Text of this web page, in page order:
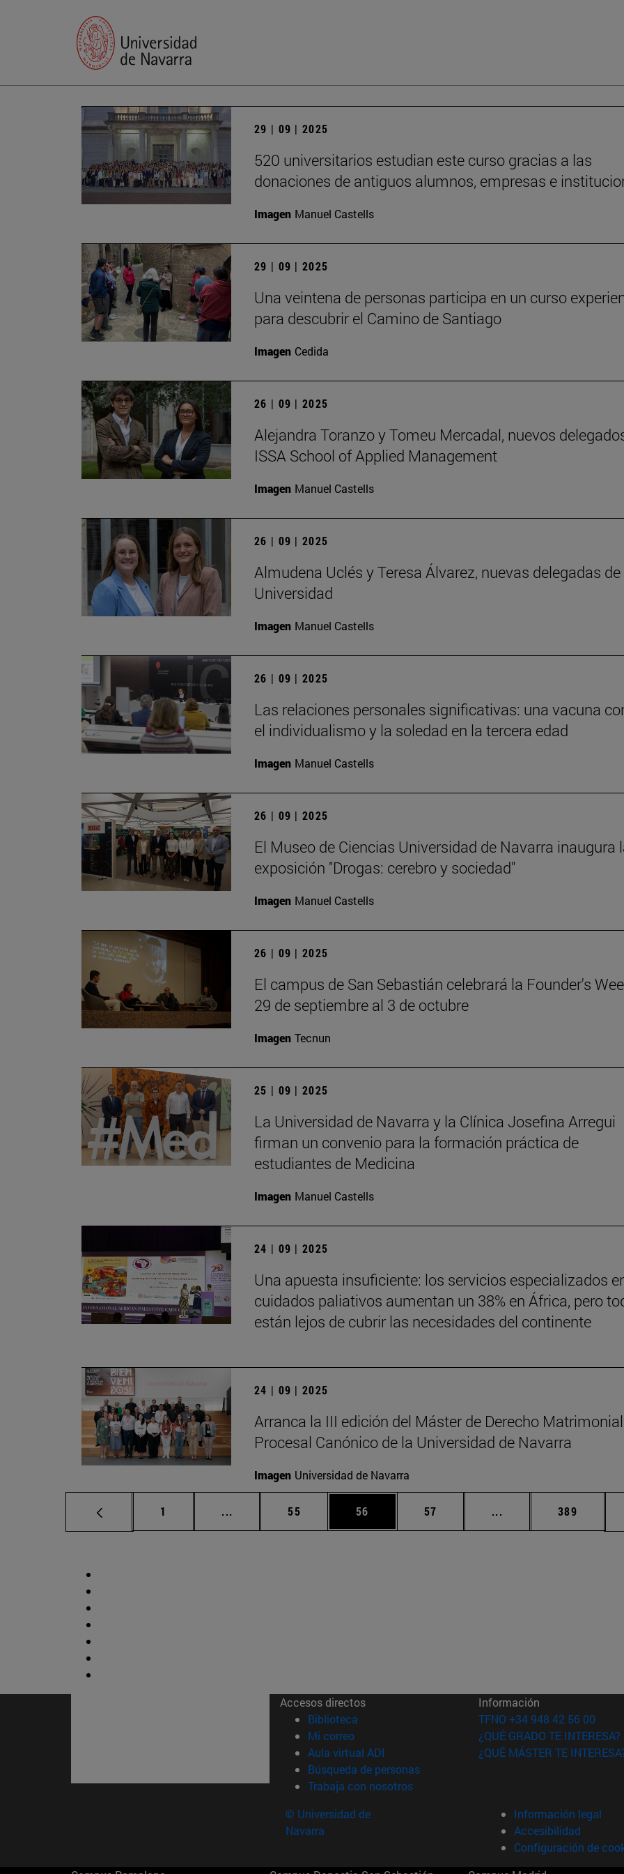
29 | 09 | 2025
520 universitarios estudian este curso gracias a las
donaciones de antiguos alumnos, empresas e
Imagen Manuel Castells
29 | 09 | 2025
Una veintena de personas participa en un curso
para descubrir el Camino de Santiago
Imagen Cedida
26 | 09 | 2025
Alejandra Toranzo y Tomeu Mercadal, nuevos
ISSA School of Applied Management
Imagen Manuel Castells
26 | 09 | 2025
Almudena Uclés y Teresa Álvarez, nuevas delegadas de
Universidad
Imagen Manuel Castells
26 | 09 | 2025
Las relaciones personales significativas: una vacuna
el individualismo y la soledad en la tercera edad
Imagen Manuel Castells
26 | 09 | 2025
El Museo de Ciencias Universidad de Navarra inaugura
exposición "Drogas: cerebro y sociedad"
Imagen Manuel Castells
26 | 09 | 2025
El campus de San Sebastián celebrará la Founder's
29 de septiembre al 3 de octubre
Imagen Tecnun
25 | 09 | 2025
La Universidad de Navarra y la Clínica Josefina Arregui
firman un convenio para la formación práctica de
estudiantes de Medicina
Imagen Manuel Castells
24 | 09 | 2025
Una apuesta insuficiente: los servicios especializados
cuidados paliativos aumentan un 38% en África, pero
están lejos de cubrir las necesidades del continente
24 | 09 | 2025
Arranca la III edición del Máster de Derecho
Procesal Canónico de la Universidad de Navarra
Imagen Universidad de Navarra
Página
1 ... Páginas intermedias Use TAB para desplazarse.
Página
55 Página
56 Página
57 ... Páginas intermedias
Página
389
Accesos directos
Biblioteca (abre en nueva ventana)
Mi correo(abre en nueva ventana)
Aula virtual ADI (abre en nueva ventana)
Búsqueda de personas(abre en nueva ventana)
Trabaja con nosotros(abre en nueva ventana)
Información
TFNO +34 948 42 56 00
¿QUÉ GRADO TE INTERESA?
¿QUÉ MÁSTER TE
© Universidad de
Navarra
Información legal
Accesibilidad
Configuración de